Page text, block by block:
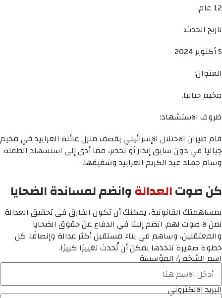
12 عام.
تاريخ الحدث:
5 أكتوبر 2024
العنوان:
مخيم جباليا.
ظروف الاستشهاد:
قام طيران الاحتلال الإسرائيلي بقصف منزل عائلة العرابيد في مخيم
جباليا في دون سابق إنذار أو تحذير، مما أدى إلى استشهاد الطفلة
وسام جهاد عبد الكريم العرابيد وشقيقها.
كن صوتالعدالةوانضم لمساندة الضحايا
بمساهمتك القانونية، يمكنك أن تكون الفارق في تحقيق العدالة
لمن لا صوت لهم. انضم إلينا في الدفاع عن حقوق الضحايا
والمعتقلين، وساهم في بناء مستقبل أكثر عدالة وإنصافًا. كل
خطوة صغيرة تتخذها يمكن أن تُحدث تغييرًا كبيرًا.
اسم الشخص/ المؤسسة
البريد الالكتروني